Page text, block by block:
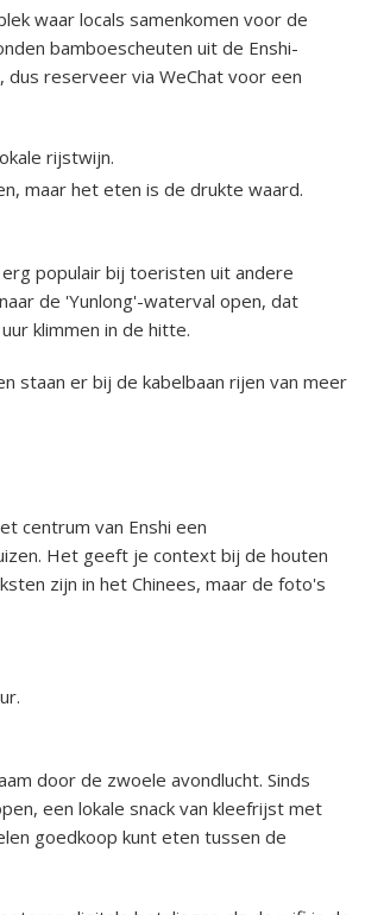
waar locals samenkomen voor de
bamboescheuten uit de Enshi-
reserveer via WeChat voor een
rijstwijn.
maar het eten is de drukte waard.
erg populair bij toeristen uit andere
de 'Yunlong'-waterval open, dat
klimmen in de hitte.
staan er bij de kabelbaan rijen van meer
centrum van Enshi een
Het geeft je context bij de houten
zijn in het Chinees, maar de foto's
door de zwoele avondlucht. Sinds
een lokale snack van kleefrijst met
goedkoop kunt eten tussen de